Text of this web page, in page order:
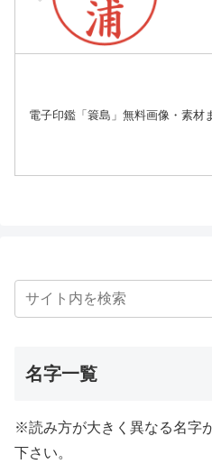
電子印鑑「簑島」無料画像・素材
名字一覧
※読み方が大きく異なる名字
下さい。